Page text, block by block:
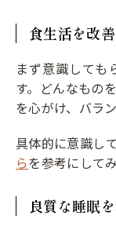
食生活を改
まず意識しても
す。どんなもの
を心がけ、バラ
具体的に意識し
らを参考にして
良質な睡眠